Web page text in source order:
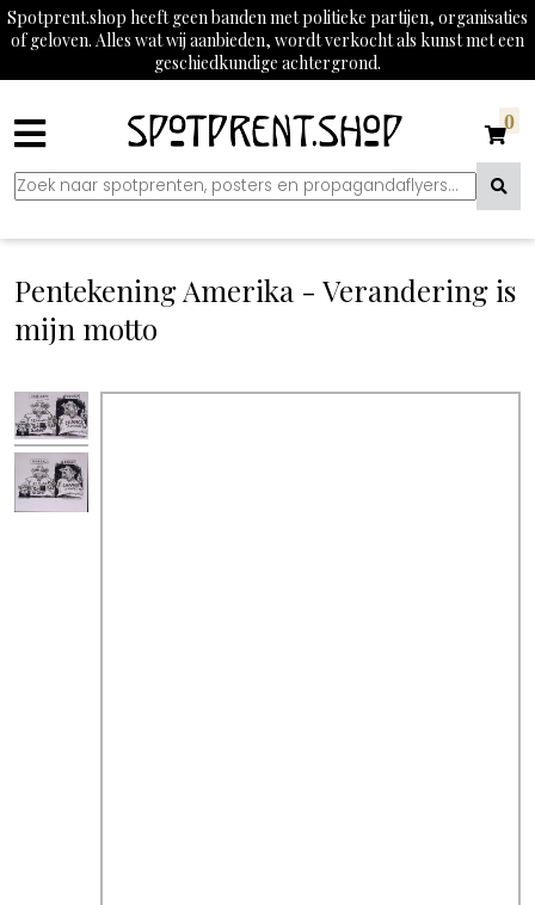
Spotprent.shop heeft geen banden met politieke partijen, organisaties
of geloven. Alles wat wij aanbieden, wordt verkocht als kunst met een
geschiedkundige achtergrond.
0
Pentekening Amerika - Verandering is
mijn motto